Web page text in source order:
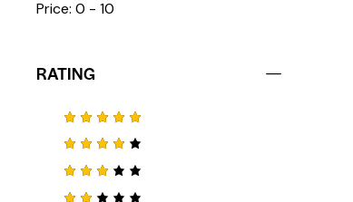
Price: 0 - 10
RATING
Note
5
sur 5
Note
4
sur 5
Note